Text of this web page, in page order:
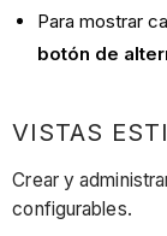
Para mostrar
botón de
VISTAS
Crear y
configurables.